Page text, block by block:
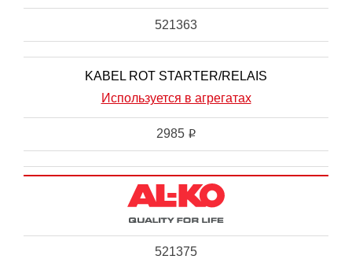
521363
KABEL ROT STARTER/RELAIS
Используется в агрегатах
2985 i
521375